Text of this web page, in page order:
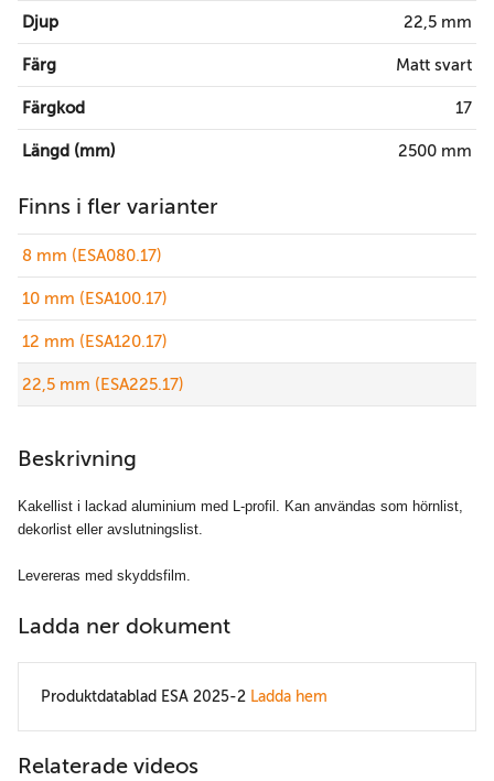
Djup 22,5 mm
Färg Matt svart
Färgkod 17
Längd (mm) 2500 mm
Finns i fler varianter
8 mm (ESA080.17)
10 mm (ESA100.17)
12 mm (ESA120.17)
22,5 mm (ESA225.17)
Beskrivning
Kakellist i lackad aluminium med L-profil. Kan användas som hörnlist,
dekorlist eller avslutningslist.
Levereras med skyddsfilm.
Ladda ner dokument
Produktdatablad ESA 2025-2 Ladda hem
Relaterade videos